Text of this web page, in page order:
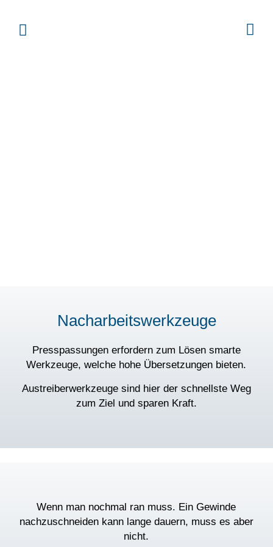
Nacharbeitswerkzeuge
Presspassungen erfordern zum Lösen smarte
Werkzeuge, welche hohe Übersetzungen bieten.
Austreiberwerkzeuge sind hier der schnellste Weg
zum Ziel und sparen Kraft.
Wenn man nochmal ran muss. Ein Gewinde
nachzuschneiden kann lange dauern, muss es aber
nicht.